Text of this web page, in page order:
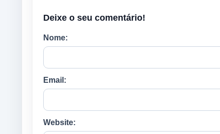
Deixe o seu comentário!
Nome:
Email:
Website: